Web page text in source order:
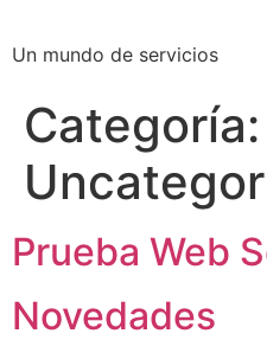
Un mundo de servicios
Categoría:
Prueba Web
Novedades